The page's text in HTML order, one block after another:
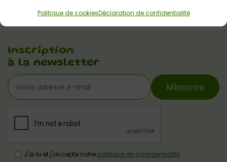
Politique de cookiesDéclaration de confidentialité
Inscription
à la newsletter
M'inscrire
J'ai lu et j'accepte notre politique de confidentialité